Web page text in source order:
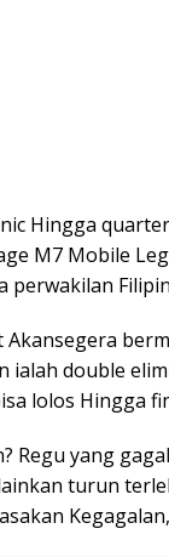
Hingga
M7 Mobile
perwakilan
Akansegera
ialah double
lolos Hingga
Regu yang
turun